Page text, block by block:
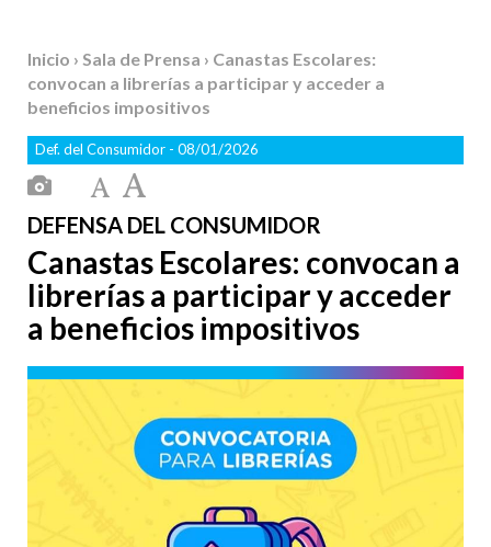
Inicio › Sala de Prensa › Canastas Escolares:
convocan a librerías a participar y acceder a
beneficios impositivos
Def. del Consumidor - 08/01/2026
DEFENSA DEL CONSUMIDOR
Canastas Escolares: convocan a
librerías a participar y acceder
a beneficios impositivos